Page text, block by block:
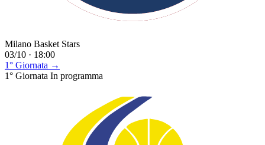
Milano Basket Stars
03/10 · 18:00
1° Giornata →
1° Giornata In programma